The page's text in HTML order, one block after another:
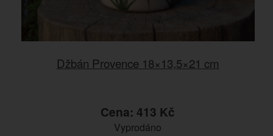
Džbán Provence 18×13,5×21 cm
Cena: 413 Kč
Vyprodáno